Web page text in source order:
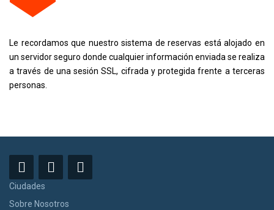
Le recordamos que nuestro sistema de reservas está alojado en
un servidor seguro donde cualquier información enviada se realiza
a través de una sesión SSL, cifrada y protegida frente a terceras
personas.
Ciudades
Sobre Nosotros